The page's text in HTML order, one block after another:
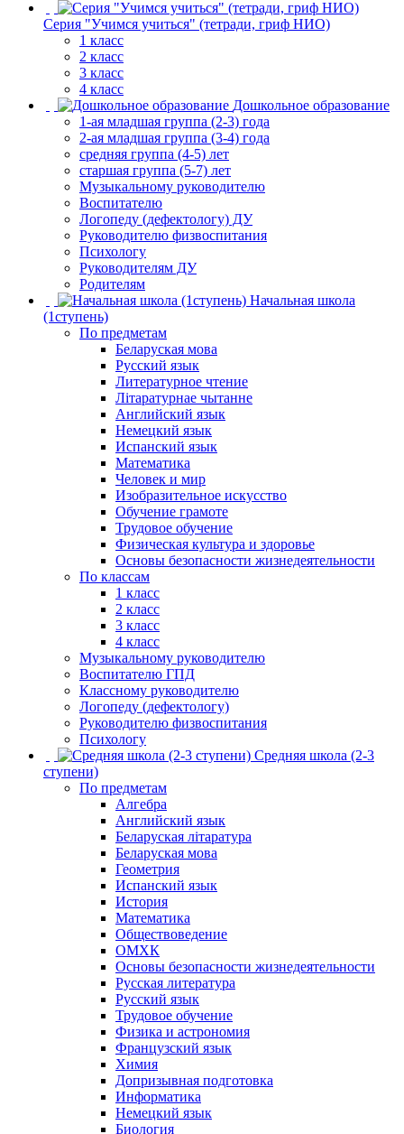
Серия "Учимся учиться" (тетради, гриф НИО)
1 класс
2 класс
3 класс
4 класс
Дошкольное образование
1-ая младшая группа (2-3) года
2-ая младшая группа (3-4) года
средняя группа (4-5) лет
старшая группа (5-7) лет
Музыкальному руководителю
Воспитателю
Логопеду (дефектологу) ДУ
Руководителю физвоспитания
Психологу
Руководителям ДУ
Родителям
Начальная школа
(1ступень)
По предметам
Беларуская мова
Русский язык
Литературное чтение
Літаратурнае чытанне
Английский язык
Немецкий язык
Испанский язык
Математика
Человек и мир
Изобразительное искусство
Обучение грамоте
Трудовое обучение
Физическая культура и здоровье
Основы безопасности жизнедеятельности
По классам
1 класс
2 класс
3 класс
4 класс
Музыкальному руководителю
Воспитателю ГПД
Классному руководителю
Логопеду (дефектологу)
Руководителю физвоспитания
Психологу
Средняя школа (2-3
ступени)
По предметам
Алгебра
Английский язык
Беларуская літаратура
Беларуская мова
Геометрия
Испанский язык
История
Математика
Обществоведение
ОМХК
Основы безопасности жизнедеятельности
Русская литература
Русский язык
Трудовое обучение
Физика и астрономия
Французский язык
Химия
Допризывная подготовка
Информатика
Немецкий язык
Биология